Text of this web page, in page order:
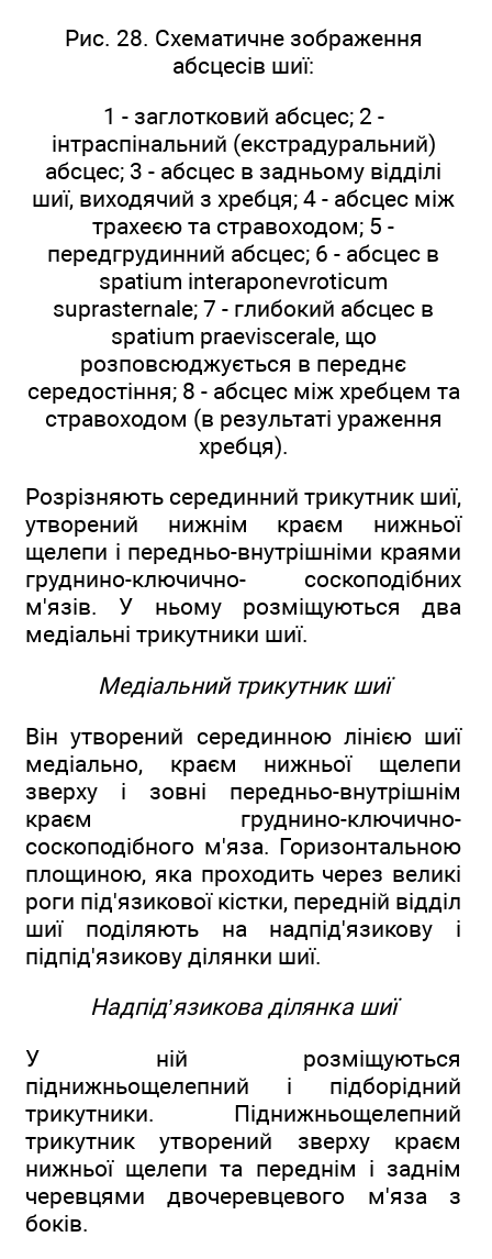
Рис. 28. Схематичне зображення
абсцесів шиї:
1 - заглотковий абсцес; 2 -
інтраспінальний (екстрадуральний)
абсцес; 3 - абсцес в задньому відділі
шиї, виходячий з хребця; 4 - абсцес між
трахеєю та стравоходом; 5 -
передгрудинний абсцес; 6 - абсцес в
spatium interaponevroticum
suprasternale; 7 - глибокий абсцес в
spatium praeviscerale, що
розповсюджується в переднє
середостіння; 8 - абсцес між хребцем та
стравоходом (в результаті ураження
хребця).
Розрізняють серединний трикутник шиї,
утворений нижнім краєм нижньої
щелепи і передньо-внутрішніми краями
груднино-ключично- соскоподібних
м'язів. У ньому розміщуються два
медіальні трикутники шиї.
Медіальний трикутник шиї
Він утворений серединною лінією шиї
медіально, краєм нижньої щелепи
зверху і зовні передньо-внутрішнім
краєм груднино-ключично-
соскоподібного м'яза. Горизонтальною
площиною, яка проходить через великі
роги під'язикової кістки, передній відділ
шиї поділяють на надпід'язикову і
підпід'язикову ділянки шиї.
Надпід’язикова ділянка шиї
У ній розміщуються
піднижньощелепний і підборідний
трикутники. Піднижньощелепний
трикутник утворений зверху краєм
нижньої щелепи та переднім і заднім
черевцями двочеревцевого м'яза з
боків.